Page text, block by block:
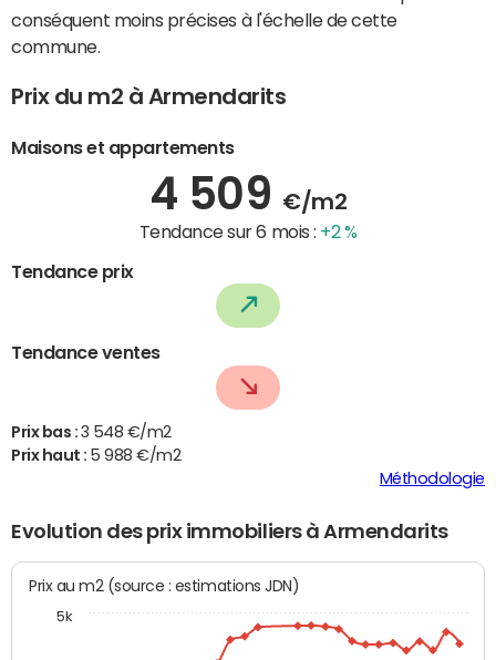
conséquent moins précises à l'échelle de cette
commune.
Prix du m2 à Armendarits
Maisons et appartements
4 509 €/m2
Tendance sur 6 mois : +2 %
Tendance prix
Tendance ventes
Prix bas : 3 548 €/m2
Prix haut : 5 988 €/m2
Méthodologie
Evolution des prix immobiliers à Armendarits
Prix au m2 (source : estimations JDN)
5k